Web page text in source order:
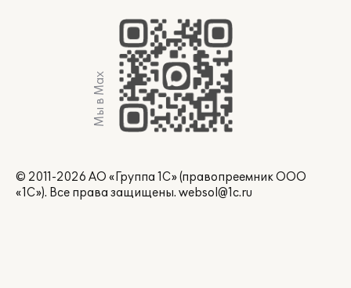
Мы в Max
© 2011-2026 АО «Группа 1С» (правопреемник ООО
«1С»). Все права защищены. websol@1c.ru